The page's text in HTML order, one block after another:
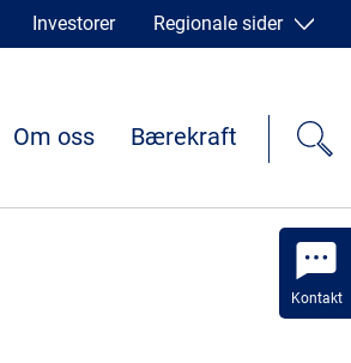
Kontakt
Investorer Regionale sider
Om oss Bærekraft